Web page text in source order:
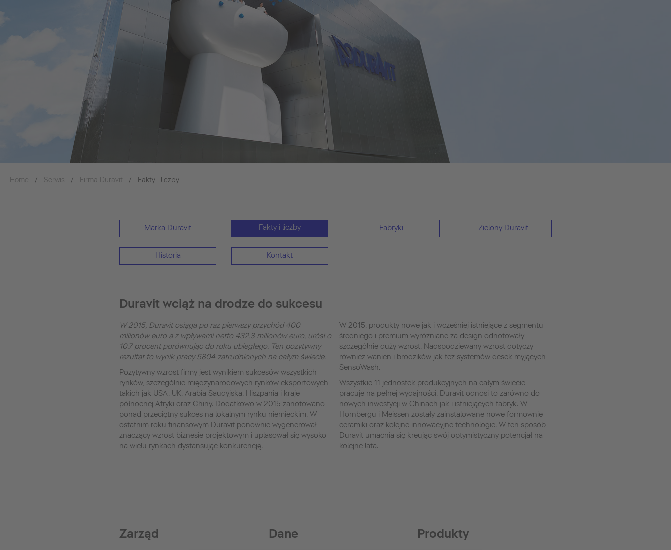
Home Serwis Firma Duravit Fakty i liczby
Marka Duravit Fakty i liczby Fabryki Zielony Duravit
Historia Kontakt
Duravit wciąż na drodze do sukcesu
W 2015, Duravit osiąga po raz pierwszy przychód 400
milionów euro a z wpływami netto 432.3 milionów euro, urósł o
10.7 procent porównując do roku ubiegłego. Ten pozytywny
rezultat to wynik pracy 5804 zatrudnionych na całym świecie.
Pozytywny wzrost firmy jest wynikiem sukcesów wszystkich
rynków, szczególnie międzynarodowych rynków eksportowych
takich jak USA, UK, Arabia Saudyjska, Hiszpania i kraje
północnej Afryki oraz Chiny. Dodatkowo w 2015 zanotowano
ponad przeciętny sukces na lokalnym rynku niemieckim. W
ostatnim roku finansowym Duravit ponownie wygenerował
znaczący wzrost biznesie projektowym i uplasował się wysoko
na wielu rynkach dystansując konkurencję.
W 2015, produkty nowe jak i wcześniej istniejące z segmentu
średniego i premium wyróżniane za design odnotowały
szczególnie duży wzrost. Nadspodziewany wzrost dotyczy
również wanien i brodzików jak też systemów desek myjących
SensoWash.
Wszystkie 11 jednostek produkcyjnych na całym świecie
pracuje na pełnej wydajności. Duravit odnosi to zarówno do
nowych inwestycji w Chinach jak i istniejących fabryk. W
Hornbergu i Meissen zostały zainstalowane nowe formownie
ceramiki oraz kolejne innowacyjne technologie. W ten sposób
Duravit umacnia się kreując swój optymistyczny potencjał na
kolejne lata.
Zarząd Dane Produkty